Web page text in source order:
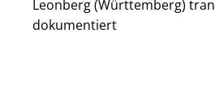
Leonberg (Württemberg)
dokumentiert